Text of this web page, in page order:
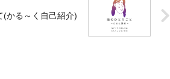
(かる～く自己紹介)